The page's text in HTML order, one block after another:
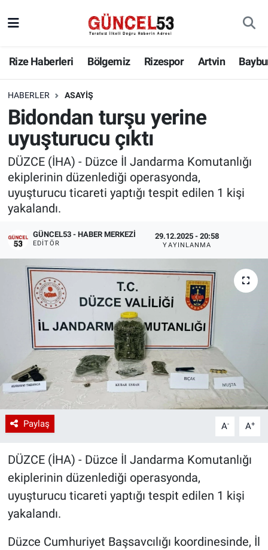
Rize Haberleri Bölgemiz Rizespor Artvin
HABERLER ASAYIŞ
Bidondan turşu yerine
uyuşturucu çıktı
DÜZCE (İHA) - Düzce İl Jandarma Komutanlığı
ekiplerinin düzenlediği operasyonda,
uyuşturucu ticareti yaptığı tespit edilen 1 kişi
yakalandı.
GÜNCEL53 - HABER MERKEZI
EDITÖR
29.12.2025 - 20:58
YAYINLANMA
Paylaş A- A+
DÜZCE (İHA) - Düzce İl Jandarma Komutanlığı
ekiplerinin düzenlediği operasyonda,
uyuşturucu ticareti yaptığı tespit edilen 1 kişi
yakalandı.
Düzce Cumhuriyet Başsavcılığı koordinesinde, İl